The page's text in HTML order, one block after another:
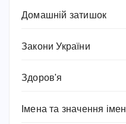
Домашній затишок
Закони України
Здоров'я
Імена та значення імен